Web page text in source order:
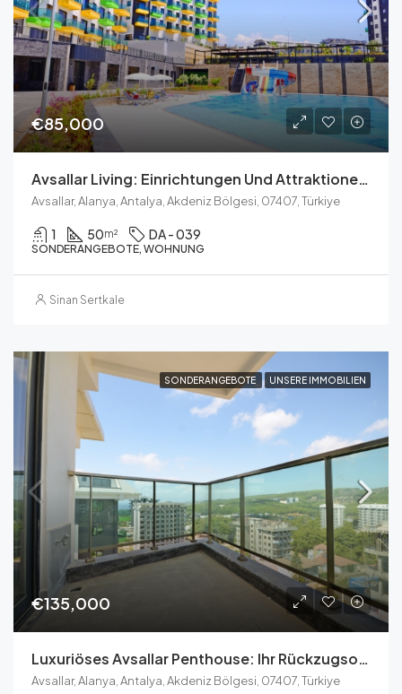
€85,000
Avsallar Living: Einrichtungen Und Attraktionen In Der Nähe Ihres Neuen Zuhauses
Avsallar, Alanya, Antalya, Akdeniz Bölgesi, 07407, Türkiye
1 50m² DA - 039
SONDERANGEBOTE, WOHNUNG
Sinan Sertkale
SONDERANGEBOTE UNSERE IMMOBILIEN
€135,000
Luxuriöses Avsallar Penthouse: Ihr Rückzugsort An Der Küste In Alanya
Avsallar, Alanya, Antalya, Akdeniz Bölgesi, 07407, Türkiye